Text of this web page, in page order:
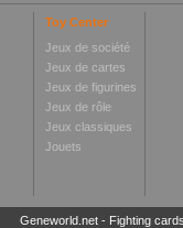
Toy Center
Jeux de société
Jeux de cartes
Jeux de figurines
Jeux de rôle
Jeux classiques
Jouets
Geneworld.net- Fighting